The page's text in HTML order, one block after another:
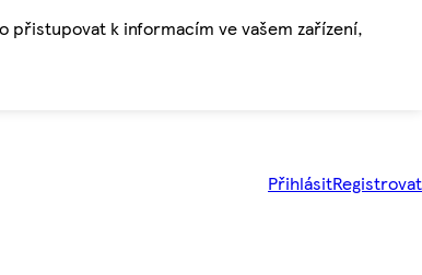
přistupovat k informacím ve vašem zařízení,
PřihlásitRegistrovat